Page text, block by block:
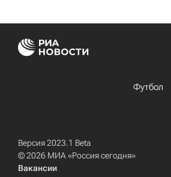
Футбол
Версия 2023.1 Beta
© 2026 МИА «Россия сегодня»
Вакансии